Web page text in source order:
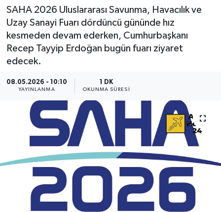
SAHA 2026 Uluslararası Savunma, Havacılık ve
Uzay Sanayi Fuarı dördüncü gününde hız
kesmeden devam ederken, Cumhurbaşkanı
Recep Tayyip Erdoğan bugün fuarı ziyaret
edecek.
08.05.2026 - 10:10
YAYINLANMA
1 DK
OKUNMA SÜRESI